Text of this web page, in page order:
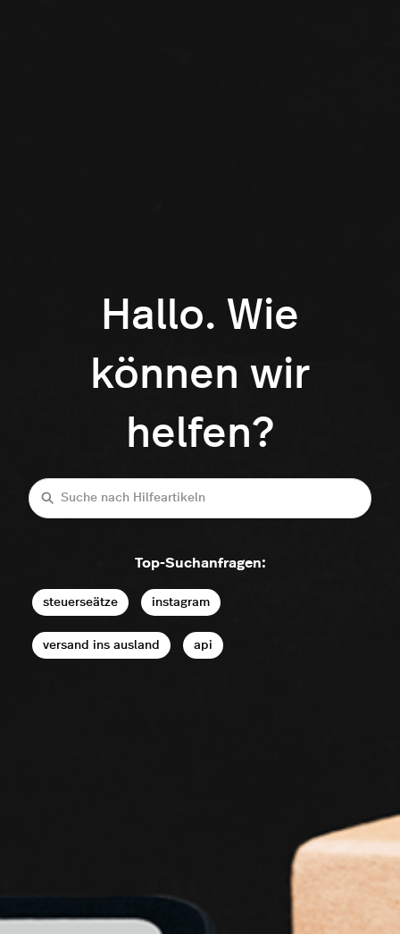
Hallo. Wie
können wir
helfen?
Suche
Top-Suchanfragen:
steuerseätze instagram
versand ins ausland api